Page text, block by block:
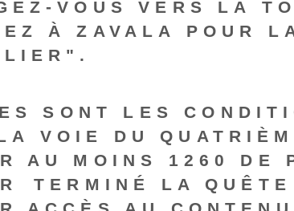
VOUS VERS LA
À ZAVALA POUR
SONT LES
VOIE DU
AU MOINS 1260 DE
⁤TERMINÉ LA